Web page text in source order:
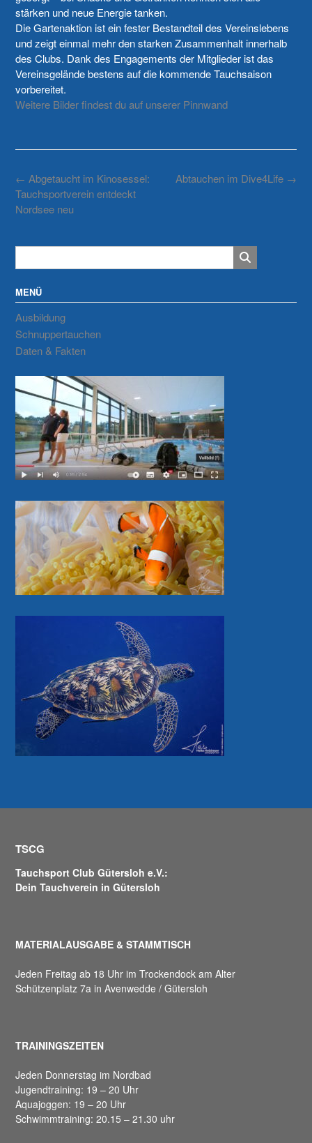
stärken und neue Energie tanken.
Die Gartenaktion ist ein fester Bestandteil des Vereinslebens
und zeigt einmal mehr den starken Zusammenhalt innerhalb
des Clubs. Dank des Engagements der Mitglieder ist das
Vereinsgelände bestens auf die kommende Tauchsaison
vorbereitet.
Weitere Bilder findest du auf unserer Pinnwand
Post
navigation
Abtauchen im Dive4Life →
← Abgetaucht im Kinosessel:
Tauchsportverein entdeckt
Nordsee neu
MENÜ
Ausbildung
Schnuppertauchen
Daten & Fakten
TSCG
Tauchsport Club Gütersloh e.V.:
Dein Tauchverein in Gütersloh
MATERIALAUSGABE & STAMMTISCH
Jeden Freitag ab 18 Uhr im Trockendock am Alter
Schützenplatz 7a in Avenwedde / Gütersloh
TRAININGSZEITEN
Jeden Donnerstag im Nordbad
Jugendtraining: 19 – 20 Uhr
Aquajoggen: 19 – 20 Uhr
Schwimmtraining: 20.15 – 21.30 uhr